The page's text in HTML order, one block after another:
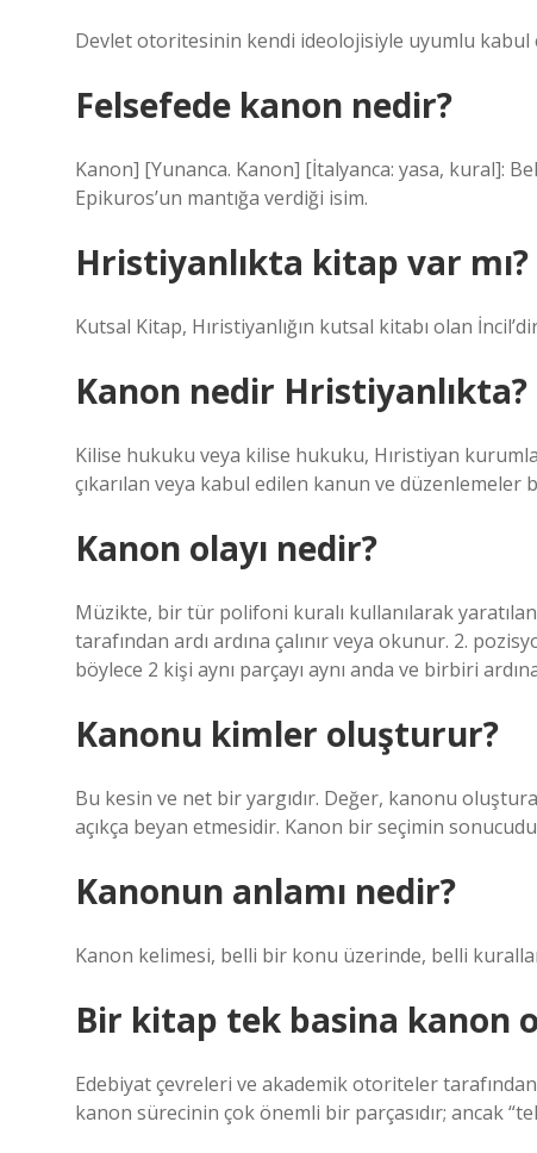
Devlet otoritesinin kendi ideolojisiyle uyumlu kabul
Felsefede kanon nedir?
Kanon] [Yunanca. Kanon] [İtalyanca: yasa, kural]:
Epikuros’un mantığa verdiği isim.
Hristiyanlıkta kitap var mı?
Kutsal Kitap, Hıristiyanlığın kutsal kitabı olan
Kanon nedir Hristiyanlıkta?
Kilise hukuku veya kilise hukuku, Hıristiyan
çıkarılan veya kabul edilen kanun ve düzenlemeler
Kanon olayı nedir?
Müzikte, bir tür polifoni kuralı kullanılarak
tarafından ardı ardına çalınır veya okunur. 2.
böylece 2 kişi aynı parçayı aynı anda ve birbiri
Kanonu kimler oluşturur?
Bu kesin ve net bir yargıdır. Değer, kanonu
açıkça beyan etmesidir. Kanon bir seçimin
Kanonun anlamı nedir?
Kanon kelimesi, belli bir konu üzerinde, belli
Bir kitap tek basina kanon
Edebiyat çevreleri ve akademik otoriteler
kanon sürecinin çok önemli bir parçasıdır; ancak